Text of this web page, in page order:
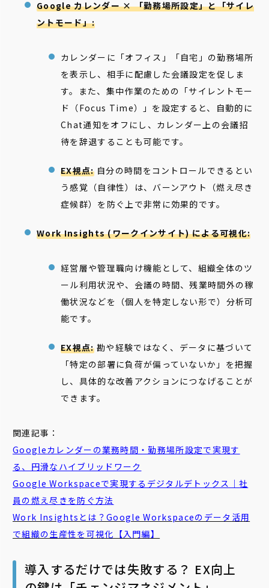
Google カレンダー × 「勤務場所設定」と「サイレ
ントモード」:
カレンダーに「オフィス」「自宅」の勤務場所
を表示し、相手に配慮した会議設定を促しま
す。また、集中作業のための「サイレントモー
ド（Focus Time）」を設定すると、自動的に
Chat通知をオフにし、カレンダー上の会議招
待を辞退することも可能です。
EX視点:自分の時間をコントロールできるとい
う感覚（自律性）は、バーンアウト（燃え尽き
症候群）を防ぐ上で非常に効果的です。
Work Insights (ワークインサイト) による可視化:
経営層や管理職向け機能として、組織全体のツ
ール利用状況や、会議の時間、残業時間外の稼
働状況などを（個人を特定しない形で）分析可
能です。
EX視点:勘や経験ではなく、データに基づいて
「特定の部署に負荷が偏っていないか」を把握
し、具体的な改善アクションにつなげることが
できます。
関連記事：
Googleカレンダーの業務時間・勤務場所設定で実現す
る、円滑なハイブリッドワーク
Google Workspaceで実現するデジタルデトックス｜社
員の燃え尽きを防ぐ方法
Work Insightsとは？Google Workspaceのデータ活用
で組織の生産性を可視化【入門編】
導入するだけでは失敗する？ EX向上